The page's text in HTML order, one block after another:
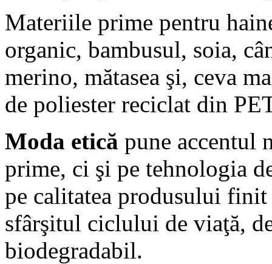
Materiile prime pentru
organic, bambusul, soia,
merino, mătasea şi, ceva
de poliester reciclat din
Moda etică pune accentul
prime, ci şi pe tehnologia
pe calitatea produsului
sfârşitul ciclului de viaţă,
biodegradabil.